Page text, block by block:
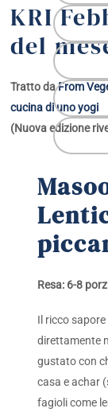
KRI
del
Tratto daFrom
cucina di uno yogi
(Nuova edizione
Resa: 6-8
Il ricco
direttamente
gustato con
casa e achar
fagioli come